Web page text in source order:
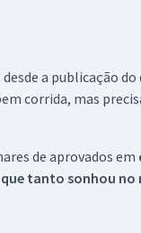
a publicação
corrida, mas
de aprovados em
que tanto sonhou